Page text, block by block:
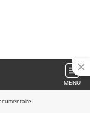
MENU